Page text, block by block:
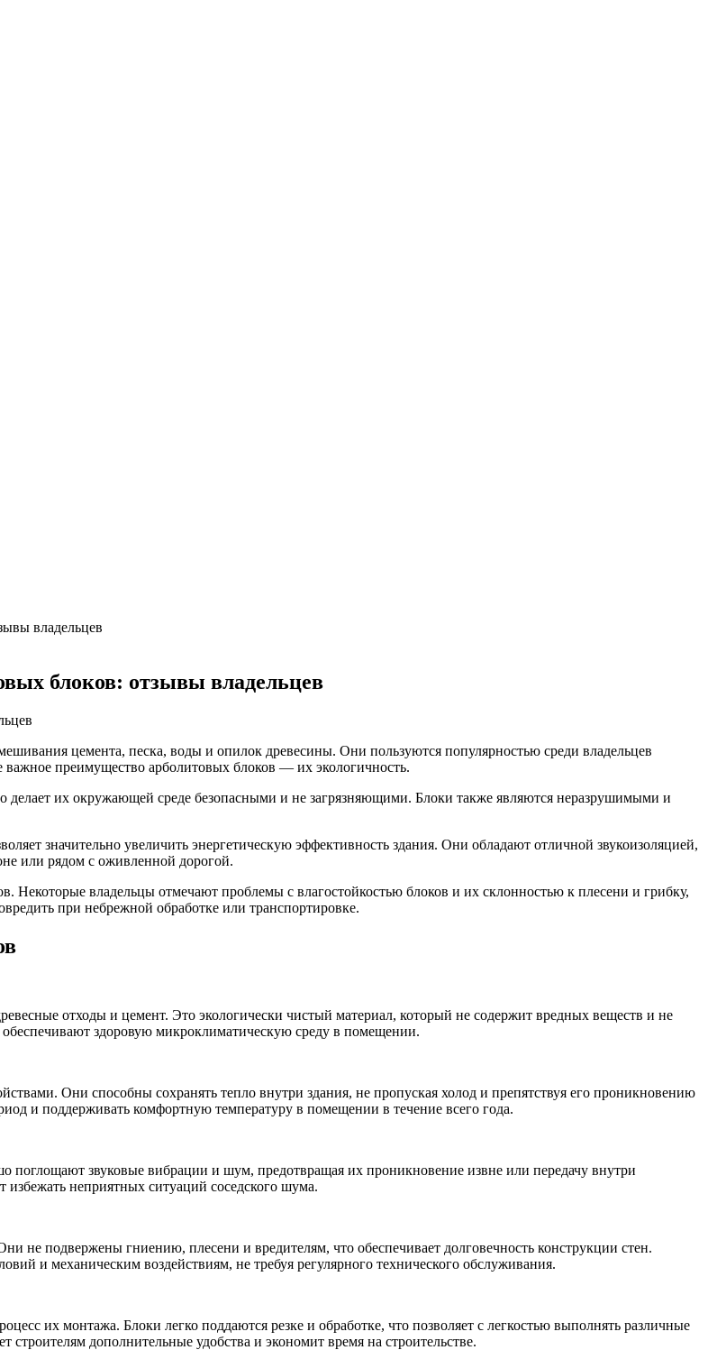
владельцев
блоков: отзывы владельцев
цемента, песка, воды и опилок древесины. Они пользуются популярностью среди владельцев
преимущество арболитовых блоков — их экологичность.
делает их окружающей среде безопасными и не загрязняющими. Блоки также являются неразрушимыми и
значительно увеличить энергетическую эффективность здания. Они обладают отличной звукоизоляцией,
или рядом с оживленной дорогой.
Некоторые владельцы отмечают проблемы с влагостойкостью блоков и их склонностью к плесени и грибку,
при небрежной обработке или транспортировке.
отходы и цемент. Это экологически чистый материал, который не содержит вредных веществ и не
здоровую микроклиматическую среду в помещении.
Они способны сохранять тепло внутри здания, не пропуская холод и препятствуя его проникновению
и поддерживать комфортную температуру в помещении в течение всего года.
поглощают звуковые вибрации и шум, предотвращая их проникновение извне или передачу внутри
неприятных ситуаций соседского шума.
не подвержены гниению, плесени и вредителям, что обеспечивает долговечность конструкции стен.
и механическим воздействиям, не требуя регулярного технического обслуживания.
их монтажа. Блоки легко поддаются резке и обработке, что позволяет с легкостью выполнять различные
дополнительные удобства и экономит время на строительстве.